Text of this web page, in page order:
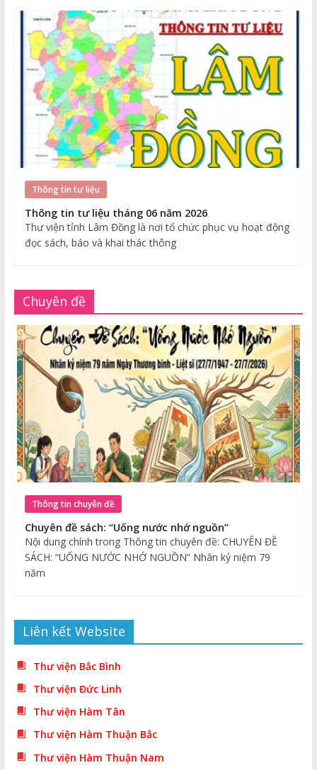
Thông tin tư liệu
Thông tin tư liệu tháng 06 năm 2026
Thư viện tỉnh Lâm Đồng là nơi tổ chức phục vụ hoạt động
đọc sách, báo và khai thác thông
Chuyên đề
Thông tin chuyên đề
Chuyên đề sách: “Uống nước nhớ nguồn”
Nội dung chính trong Thông tin chuyên đề: CHUYÊN ĐỀ
SÁCH: “UỐNG NƯỚC NHỚ NGUỒN” Nhân kỷ niệm 79
năm
Liên kết Website
Thư viện Bắc Bình
Thư viện Đức Linh
Thư viện Hàm Tân
Thư viện Hàm Thuận Bắc
Thư viện Hàm Thuận Nam